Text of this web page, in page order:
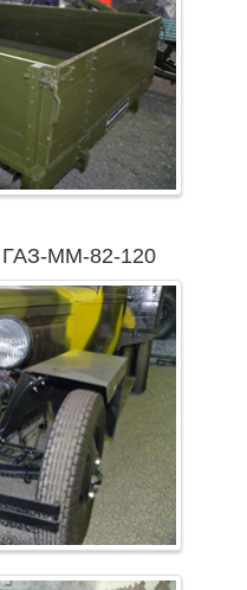
ГАЗ-ММ-82-120